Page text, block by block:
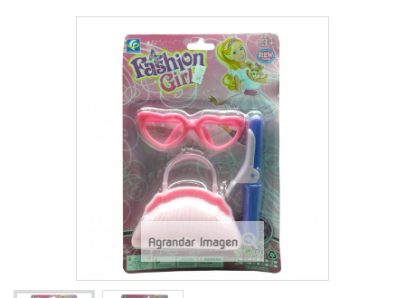
Agrandar Imagen